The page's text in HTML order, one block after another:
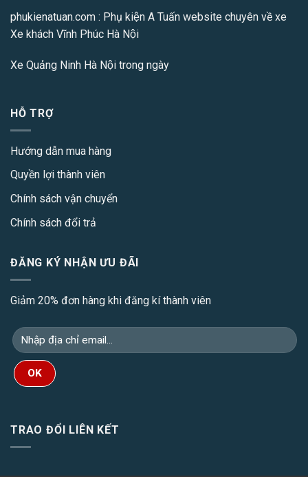
phukienatuan.com : Phụ kiện A Tuấn website chuyên về xe
Xe khách Vĩnh Phúc Hà Nội
Xe Quảng Ninh Hà Nội trong ngày
HỖ TRỢ
Hướng dẫn mua hàng
Quyền lợi thành viên
Chính sách vận chuyển
Chính sách đổi trả
ĐĂNG KÝ NHẬN ƯU ĐÃI
Giảm 20% đơn hàng khi đăng kí thành viên
TRAO ĐỔI LIÊN KẾT